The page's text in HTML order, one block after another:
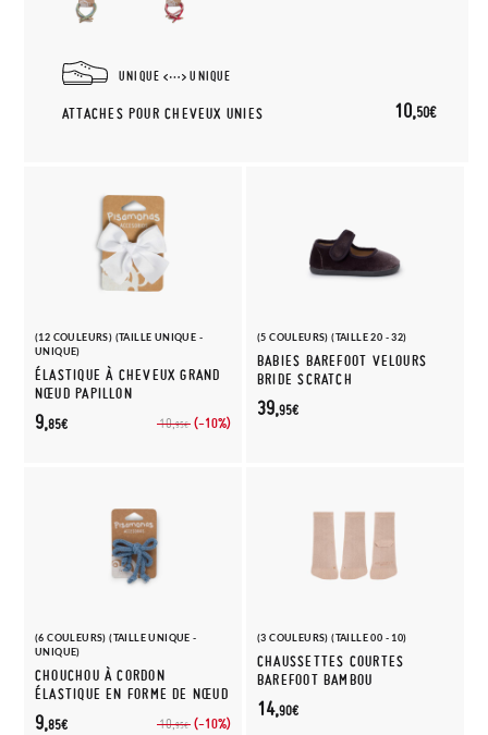
UNIQUE UNIQUE
ATTACHES POUR CHEVEUX UNIES 10,50€
(12 COULEURS) (TAILLE UNIQUE -
UNIQUE)
ÉLASTIQUE À CHEVEUX GRAND
NŒUD PAPILLON
10,95€ (-10%)
9,85€
(5 COULEURS) (TAILLE 20 - 32)
BABIES BAREFOOT VELOURS
BRIDE SCRATCH
39,95€
(6 COULEURS) (TAILLE UNIQUE -
UNIQUE)
CHOUCHOU À CORDON
ÉLASTIQUE EN FORME DE NŒUD
10,95€ (-10%)
9,85€
(3 COULEURS) (TAILLE 00 - 10)
CHAUSSETTES COURTES
BAREFOOT BAMBOU
14,90€